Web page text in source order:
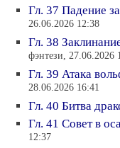
Гл. 37 Падение
26.06.2026 12:38
Гл. 38
фэнтези, 27.06.2026
Гл. 39 Атака
28.06.2026 16:41
Гл. 40 Битва
Гл. 41 Совет в
12:37